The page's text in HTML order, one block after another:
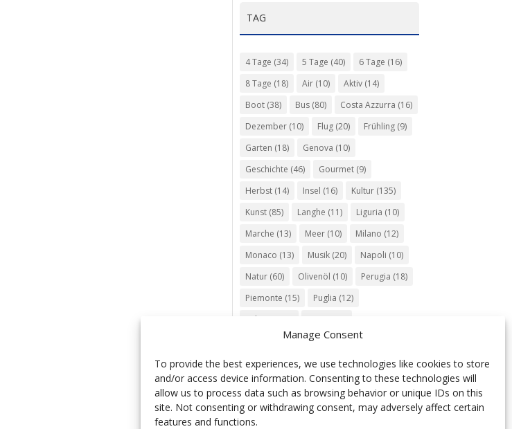
Manage Consent
To provide the best experiences, we use technologies like cookies to store
and/or access device information. Consenting to these technologies will
allow us to process data such as browsing behavior or unique IDs on this
site. Not consenting or withdrawing consent, may adversely affect certain
features and functions.
TAG
4 Tage (34) 5 Tage (40) 6 Tage (16)
8 Tage (18) Air(10) Aktiv(14)
Boot(38) Bus(80) Costa Azzurra (16)
Dezember(10) Flug(20) Frühling(9)
Garten (18) Genova (10)
Geschichte (46) Gourmet(9)
Herbst(14) Insel (16) Kultur(135)
Kunst(85) Langhe (11) Liguria (10)
Marche (13) Meer(10) Milano (12)
Monaco (13) Musik(20) Napoli (10)
Natur(60) Olivenöl (10) Perugia (18)
Piemonte (15) Puglia (12)
Religion
(20) September(9)
Torino(12) Tradition (26) Veneto (12)
Verona(11) Wein(31) Wine (30)
Winter(11) Zug (11)